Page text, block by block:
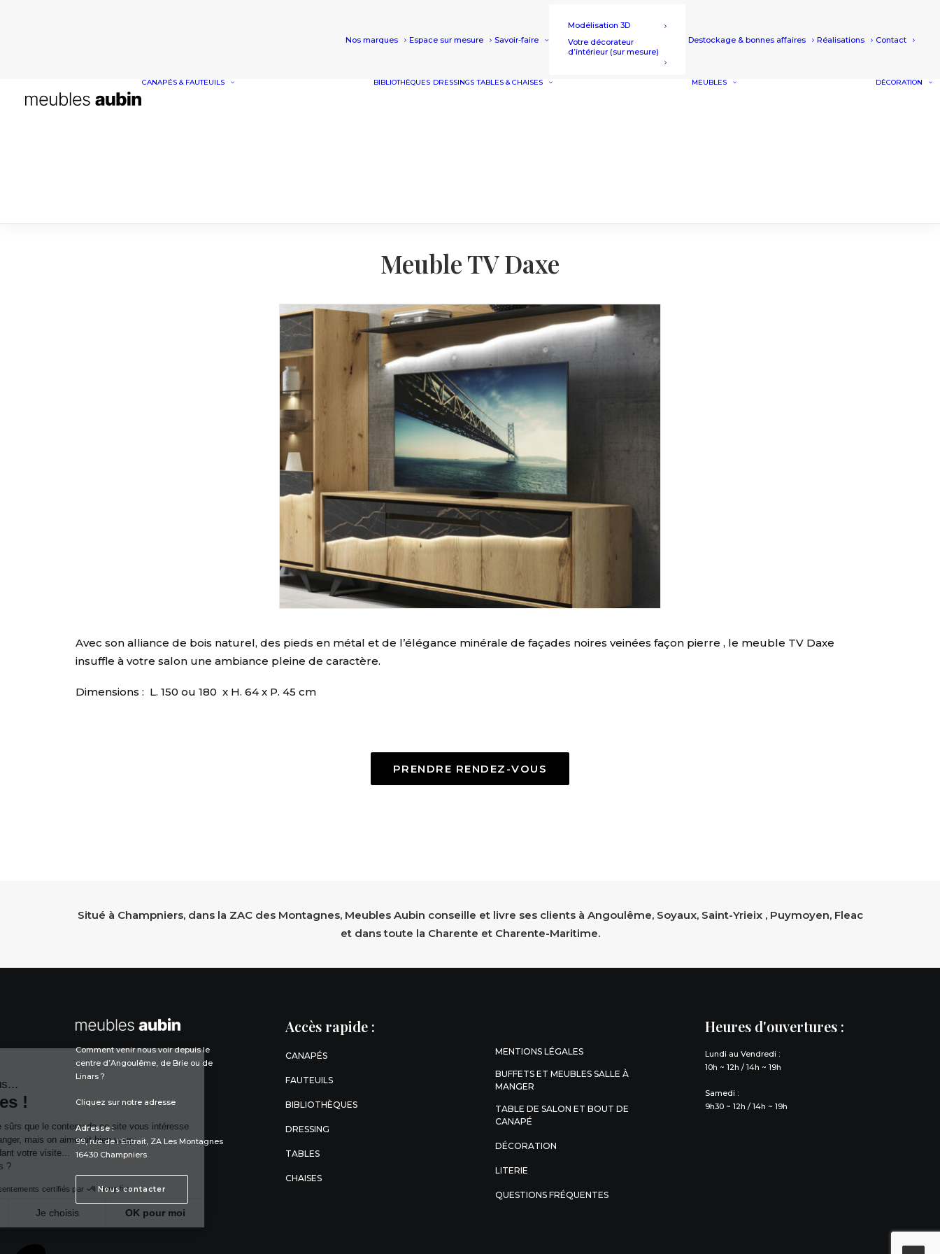
Nos marques Espace sur mesure Savoir-faire
Modélisation 3D
Votre décorateur
d’intérieur (sur mesure)
Destockage & bonnes affaires Réalisations Contact
CANAPÉS & FAUTEUILS BIBLIOTHÈQUES DRESSINGS TABLES & CHAISES MEUBLES DÉCORATION
Meuble TV Daxe
Avec son alliance de bois naturel, des pieds en métal et de l’élégance minérale de façades noires veinées façon pierre , le meuble TV Daxe
insuffle à votre salon une ambiance pleine de caractère.
Dimensions : L. 150 ou 180 x H. 64 x P. 45 cm
PRENDRE RENDEZ-VOUS
Situé à Champniers, dans la ZAC des Montagnes, Meubles Aubin conseille et livre ses clients à Angoulême, Soyaux, Saint-Yrieix , Puymoyen, Fleac
et dans toute la Charente et Charente-Maritime.
Comment venir nous voir depuis le
centre d’Angoulême, de Brie ou de
Linars ?
Cliquez sur notre adresse
Adresse :
99, rue de l’Entrait, ZA Les Montagnes
16430 Champniers
Nous contacter
Accès rapide :
CANAPÉS
FAUTEUILS
BIBLIOTHÈQUES
DRESSING
TABLES
CHAISES
MENTIONS LÉGALES
BUFFETS ET MEUBLES SALLE À
MANGER
TABLE DE SALON ET BOUT DE
CANAPÉ
DÉCORATION
LITERIE
QUESTIONS FRÉQUENTES
Heures d'ouvertures :
Lundi au Vendredi :
10h ~ 12h / 14h ~ 19h
Samedi :
9h30 ~ 12h / 14h ~ 19h
les Cookies !
On a attendu d'être sûrs que le contenu
de ce site vous intéresse avant de vous déranger, mais on
aimerait bien vous accompagner pendant votre visite...
Consentements certifiés par
Non merci Je choisis